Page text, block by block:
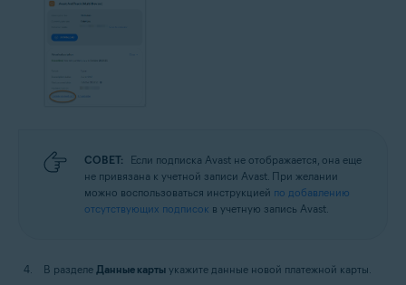
СОВЕТ:
Если подписка Avast не отображается, она еще
не привязана к учетной записи Avast. При желании
можно воспользоваться инструкцией по добавлению
отсутствующих подписок в учетную запись Avast.
В разделе Данные карты укажите данные новой платежной карты.